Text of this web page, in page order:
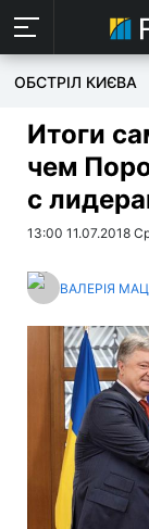
ОБСТРІЛ КИЄВА
Итоги
чем
с
13:00 11.07.2018
ВАЛЕРІЯ